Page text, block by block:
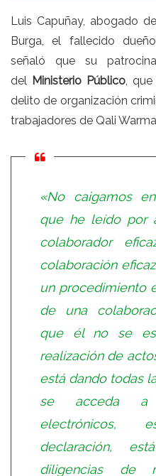
Luis Capuñay, abogado de
Burga, el fallecido
señaló que su
del Ministerio Público, que
delito de organización
trabajadores de Qali
«No caigamos
que he leído por
colaborador
colaboración
un procedimiento
de una
que él no se
realización de
está dando todas
se acceda a
electrónicos,
declaración,
diligencias de